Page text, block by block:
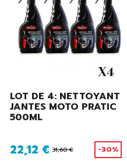
LOT DE 4: NETTOYANT
JANTES MOTO PRATIC
500ML
22,12 € 31,60 € -30%